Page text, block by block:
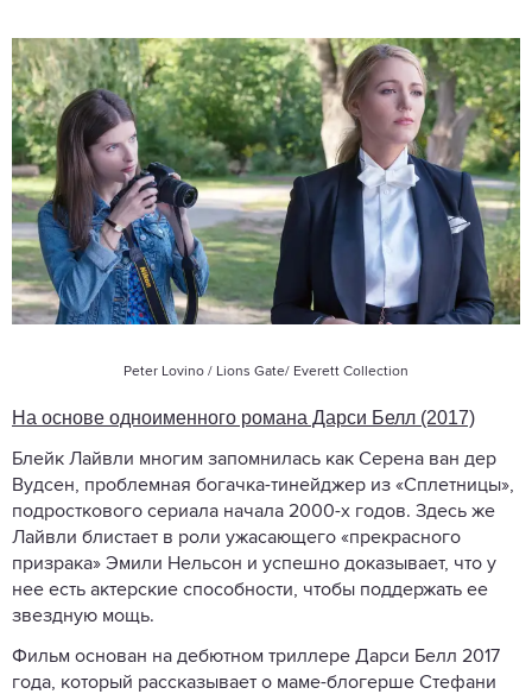
Peter Lovino / Lions Gate/ Everett Collection
На основе одноименного романа Дарси Белл (2017)
Блейк Лайвли многим запомнилась как Серена ван дер
Вудсен, проблемная богачка-тинейджер из «Сплетницы»,
подросткового сериала начала 2000-х годов. Здесь же
Лайвли блистает в роли ужасающего «прекрасного
призрака» Эмили Нельсон и успешно доказывает, что у
нее есть актерские способности, чтобы поддержать ее
звездную мощь.
Фильм основан на дебютном триллере Дарси Белл 2017
года, который рассказывает о маме-блогерше Стефани